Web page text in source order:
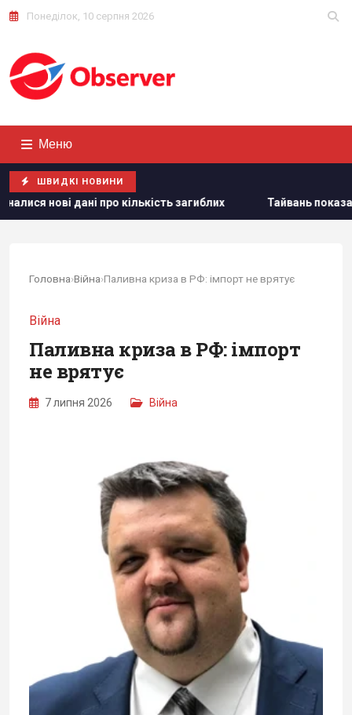
Понеділок, 10 серпня 2026
Меню
ШВИДКІ НОВИНИ
загиблих Тайвань показав під час військових
Головна›Війна›Паливна криза в РФ: імпорт не врятує
Війна
Паливна криза в РФ: імпорт
не врятує
7 липня 2026 Війна